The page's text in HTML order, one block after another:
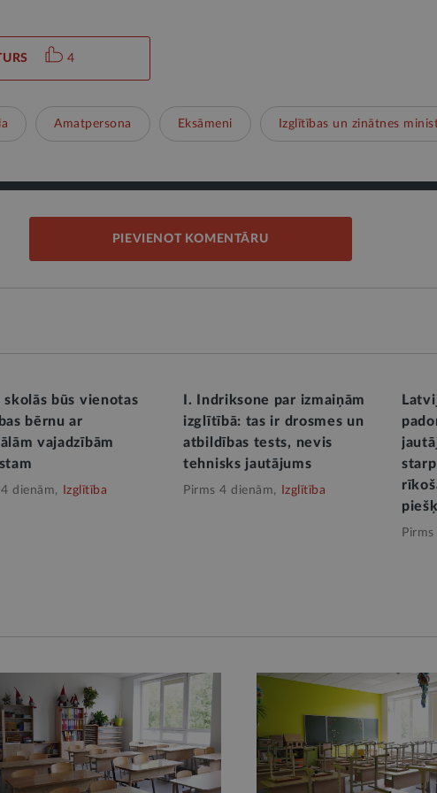
4
Amatpersona Eksāmeni Izglītības un zinātnes
PIEVIENOT KOMENTĀRU
skolās būs vienotas
bērnu ar
vajadzībām
4 dienām, Izglītība
I. Indriksone par izmaiņām
izglītībā: tas ir drosmes un
atbildības tests, nevis
tehnisks jautājums
Pirms 4 dienām, Izglītība